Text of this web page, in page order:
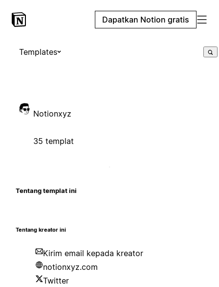
Dapatkan Notion gratis
Templates
Notionxyz
35 templat
Tentang templat ini
Tentang kreator ini
Kirim email kepada kreator
notionxyz.com
Twitter